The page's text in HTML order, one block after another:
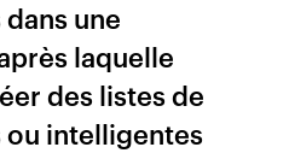
une
laquelle
des listes de
intelligentes